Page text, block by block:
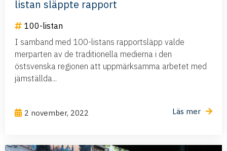
listan släppte rapport
100-listan
I samband med 100-listans rapportsläpp valde
merparten av de traditionella medierna i den
östsvenska regionen att uppmärksamma arbetet med
jämställda...
2 november, 2022 Läs mer